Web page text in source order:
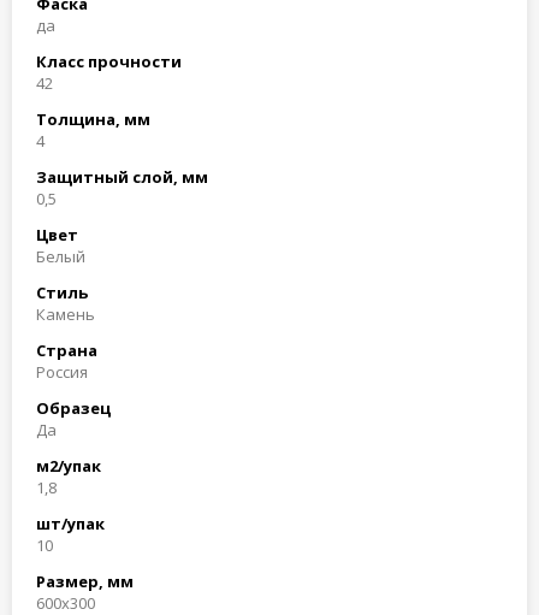
да
Класс прочности
42
Толщина, мм
4
Защитный слой, мм
0,5
Цвет
Белый
Стиль
Камень
Страна
Россия
Образец
Да
м2/упак
1,8
шт/упак
10
Размер, мм
600x300